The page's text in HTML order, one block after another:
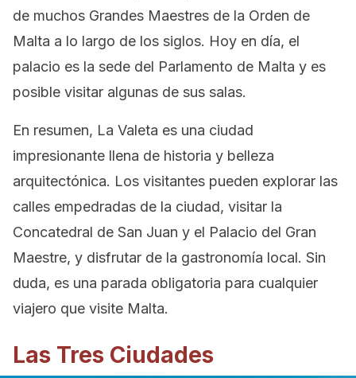
de muchos Grandes Maestres de la Orden de
Malta a lo largo de los siglos. Hoy en día, el
palacio es la sede del Parlamento de Malta y es
posible visitar algunas de sus salas.
En resumen, La Valeta es una ciudad
impresionante llena de historia y belleza
arquitectónica. Los visitantes pueden explorar las
calles empedradas de la ciudad, visitar la
Concatedral de San Juan y el Palacio del Gran
Maestre, y disfrutar de la gastronomía local. Sin
duda, es una parada obligatoria para cualquier
viajero que visite Malta.
Las Tres Ciudades